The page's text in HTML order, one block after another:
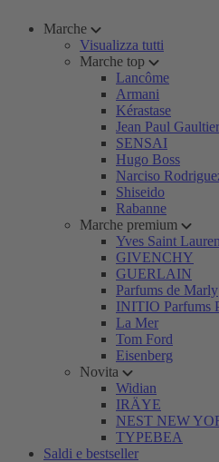
Marche
Visualizza tutti
Marche top
Lancôme
Armani
Kérastase
Jean Paul Gaultier
SENSAI
Hugo Boss
Narciso
Shiseido
Rabanne
Marche premium
Yves Saint
GIVENCHY
GUERLAIN
Parfums de Marly
INITIO Parfums
La Mer
Tom Ford
Eisenberg
Novita
Widian
IRÄYE
NEST NEW
TYPEBEA
Saldi e bestseller